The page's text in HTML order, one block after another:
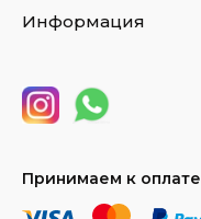
Информация
Принимаем к оплате